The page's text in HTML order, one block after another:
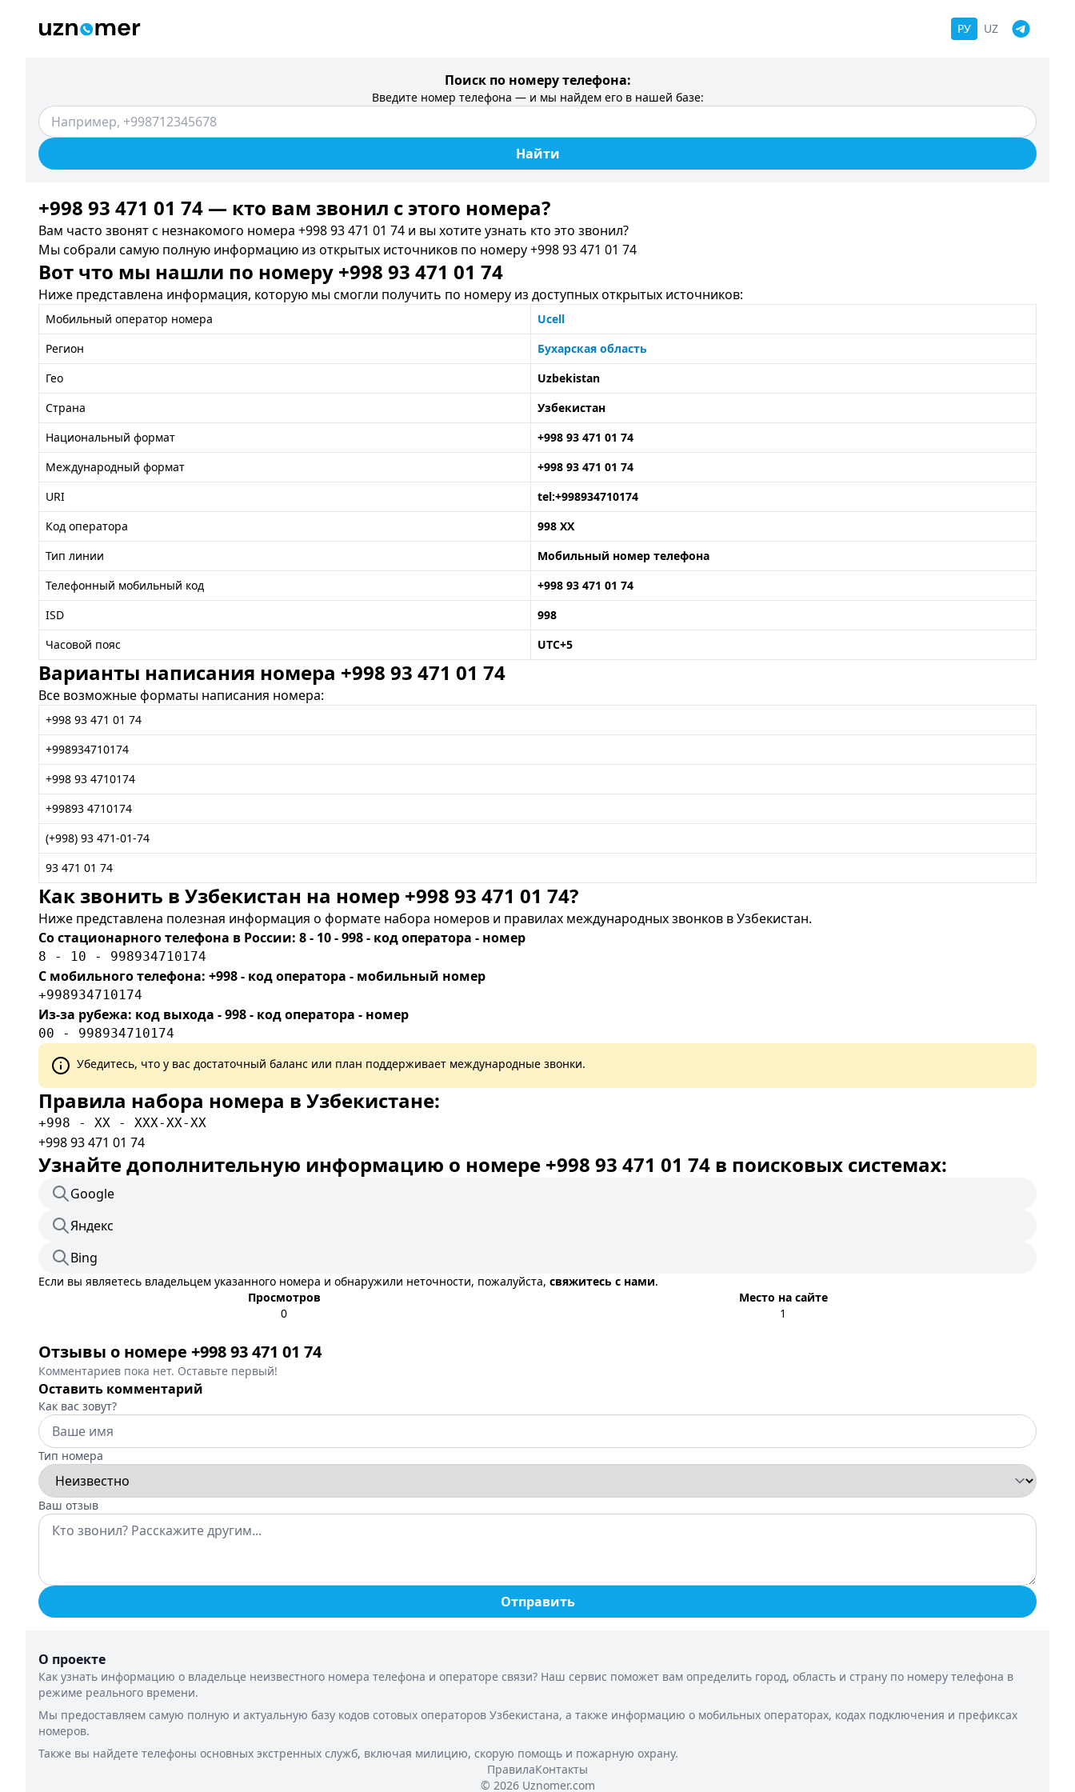
РУ UZ
Поиск по номеру телефона:
Введите номер телефона — и мы найдем его в нашей базе:
Найти
+998 93 471 01 74 — кто вам звонил c этого номера?
Вам часто звонят с незнакомого номера +998 93 471 01 74 и вы хотите узнать кто это звонил?
Мы собрали самую полную информацию из открытых источников по номеру +998 93 471 01 74
Вот что мы нашли по номеру +998 93 471 01 74
Ниже представлена информация, которую мы смогли получить по номеру из доступных открытых источников:
Мобильный оператор номера
Ucell
Регион
Бухарская область
Гео
Uzbekistan
Страна
Узбекистан
Национальный формат
+998 93 471 01 74
Международный формат
+998 93 471 01 74
URI
tel:+998934710174
Код оператора
998 XX
Тип линии
Мобильный номер телефона
Телефонный мобильный код
+998 93 471 01 74
ISD
998
Часовой пояс
UTC+5
Варианты написания номера +998 93 471 01 74
Все возможные форматы написания номера:
+998 93 471 01 74
+998934710174
+998 93 4710174
+99893 4710174
(+998) 93 471-01-74
93 471 01 74
Как звонить в Узбекистан на номер +998 93 471 01 74?
Ниже представлена полезная информация о формате набора номеров и правилах международных звонков в Узбекистан.
Со стационарного телефона в России: 8 - 10 - 998 - код оператора - номер
8 - 10 - 998934710174
С мобильного телефона: +998 - код оператора - мобильный номер
+998934710174
Из-за рубежа: код выхода - 998 - код оператора - номер
00 - 998934710174
Убедитесь, что у вас достаточный баланс или план поддерживает международные звонки.
Правила набора номера в Узбекистане:
+998 - XX - XXX-XX-XX
+998 93 471 01 74
Узнайте дополнительную информацию о номере +998 93 471 01 74 в поисковых системах:
Google
Яндекс
Bing
Если вы являетесь владельцем указанного номера и обнаружили неточности, пожалуйста, свяжитесь с нами.
Просмотров
0
Место на сайте
1
Отзывы о номере +998 93 471 01 74
Комментариев пока нет. Оставьте первый!
Оставить комментарий
Как вас зовут?
Тип номера
Ваш отзыв
Отправить
О проекте
Как узнать информацию о владельце неизвестного номера телефона и операторе связи? Наш сервис поможет вам определить город, область и страну по номеру телефона в
режиме реального времени.
Мы предоставляем самую полную и актуальную базу кодов сотовых операторов Узбекистана, а также информацию о мобильных операторах, кодах подключения и префиксах
номеров.
Также вы найдете телефоны основных экстренных служб, включая милицию, скорую помощь и пожарную охрану.
ПравилаКонтакты
© 2026 Uznomer.com